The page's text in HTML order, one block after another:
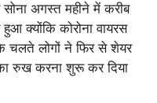
अगस्त महीने में करीब
क्योंकि कोरोना वायरस
चलते लोगों ने फिर से शेयर
का रुख करना शुरू कर दिया